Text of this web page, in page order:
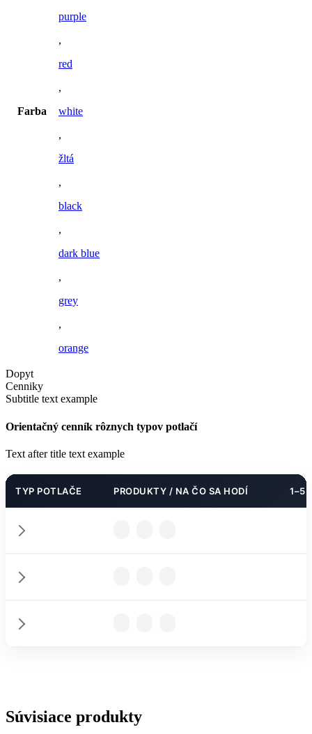
Farba
purple
,
red
,
white
,
žltá
,
black
,
dark blue
,
grey
,
orange
Dopyt
Cenniky
Subtitle text example
Orientačný cenník rôznych typov potlačí
Text after title text example
TYP POTLAČE PRODUKTY / NA ČO SA HODÍ 1–5
PARAMETRE
Súvisiace produkty